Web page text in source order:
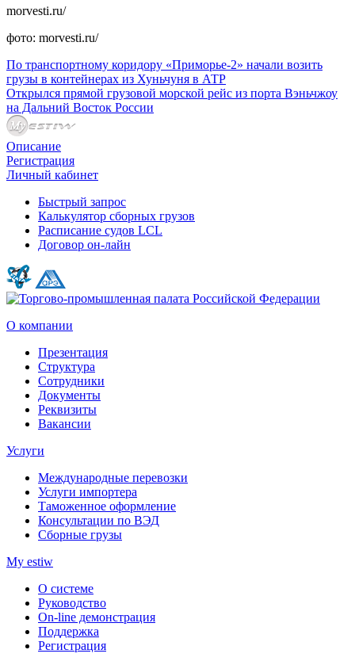
morvesti.ru/
фото: morvesti.ru/
По транспортному коридору «Приморье-2» начали возить
грузы в контейнерах из Хуньчуня в АТР
Открылся прямой грузовой морской рейс из порта Вэньчжоу
на Дальний Восток России
Описание
Регистрация
Личный кабинет
Быстрый запрос
Калькулятор сборных грузов
Расписание судов LCL
Договор он-лайн
О компании
Презентация
Структура
Сотрудники
Документы
Реквизиты
Вакансии
Услуги
Международные перевозки
Услуги импортера
Таможенное оформление
Консультации по ВЭД
Сборные грузы
My estiw
О системе
Руководство
On-line демонстрация
Поддержка
Регистрация